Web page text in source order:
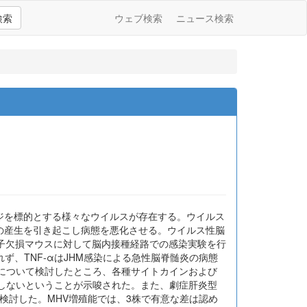
索 ウェブ検索 ニュース検索
標的とする様々なウイルスが存在する。ウイルス
生を引き起こし病態を悪化させる。ウイルス性脳
損マウスに対して脳内接種経路での感染実験を行
ず、TNF-αはJHM感染による急性脳脊髄炎の病態
いて検討したところ、各種サイトカインおよび
いということが示唆された。また、劇症肝炎型
討した。MHV増殖能では、3株で有意な差は認め